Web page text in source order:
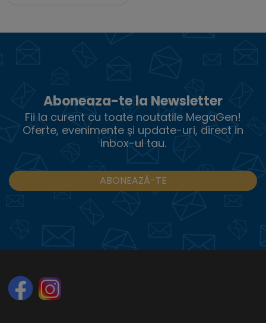
Aboneaza-te la Newsletter
Fii la curent cu toate noutatile MegaGen!
Oferte, evenimente și update-uri, direct in
inbox-ul tau.
ABONEAZĂ-TE